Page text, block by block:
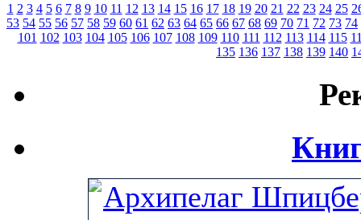
1 2 3 4 5 6 7 8 9 10 11 12 13 14 15 16 17 18 19 20 21 22 23 24 25
53 54 55 56 57 58 59 60 61 62 63 64 65 66 67 68 69 70 71 72 73 74
101 102 103 104 105 106 107 108 109 110 111 112 113 114 115
135 136 137 138 139 140